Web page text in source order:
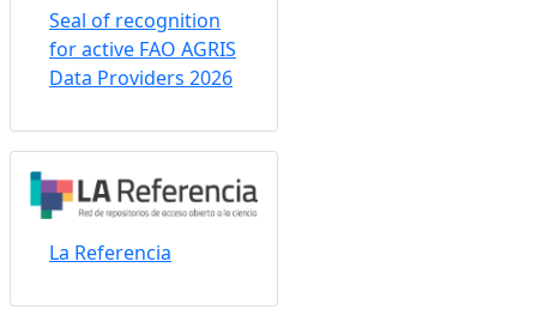
Seal of recognition
for active FAO AGRIS
Data Providers 2026
La Referencia